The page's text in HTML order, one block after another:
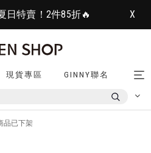
日特賣！2件85折🔥 X
現貨專區 GINNY聯名
品已下架